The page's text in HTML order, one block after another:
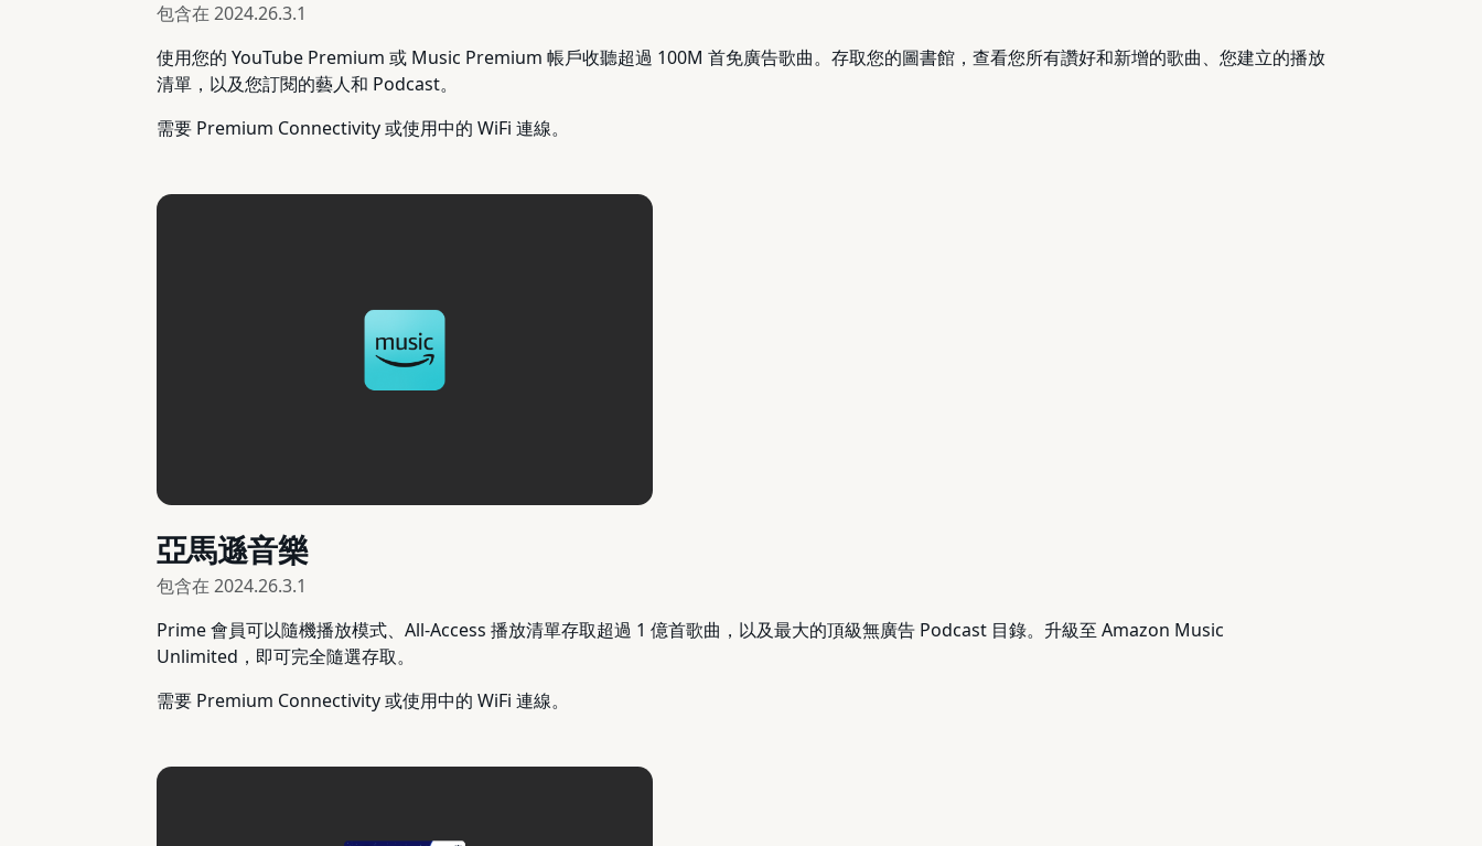
包含在 2024.26.3.1
使用您的 YouTube Premium 或 Music Premium 帳戶收聽超過 100M 首免廣告歌曲。存取您的圖書館，查看您所有讚好和新增的歌曲、您建立的播放
清單，以及您訂閱的藝人和 Podcast。
需要 Premium Connectivity 或使用中的 WiFi 連線。
亞馬遜音樂
包含在 2024.26.3.1
Prime 會員可以隨機播放模式、All-Access 播放清單存取超過 1 億首歌曲，以及最大的頂級無廣告 Podcast 目錄。升級至 Amazon Music
Unlimited，即可完全隨選存取。
需要 Premium Connectivity 或使用中的 WiFi 連線。